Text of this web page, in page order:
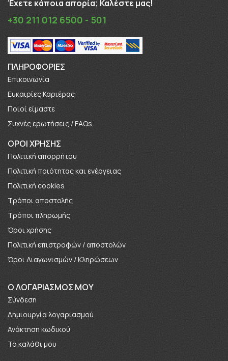
Έχετε κάποια απορία; Καλέστε μας!
+30 211 012 6500 - 501
ΠΛΗΡΟΦΟΡΊΕΣ
Επικοινωνία
Ευκαιρίες Καριέρας
Πoιοί είμαστε
Συχνές ερωτήσεις / FAQs
ΟΡΟΙ ΧΡΗΣΗΣ
Πολιτική απορρήτου
Πολιτική ποιότητας και ενέργειας
Πολιτική cookies
Τρόποι αποστολής
Τρόποι πληρωμής
Όροι χρήσης
Πολιτική επιστροφών / αποστολών
Όροι Διαγωνισμών / Κληρώσεων
O ΛΟΓΑΡΙΑΣΜΟΣ ΜΟΥ
Σύνδεση
Δημιουργία λογαριασμού
Ανάκτηση κωδικού
Το καλάθι μου